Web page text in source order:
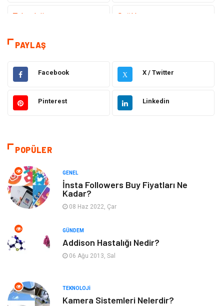
Teknoloji Sağlık
Teknoloji & İnternet
Elektrik & Elektronik Eğitim
Gıda Estetik ve Güzellik
Otomotiv
Giyim
Cilt ve Deri Hastalıkları
Organizasyon Hastalıklar
Kadın Hastalıkları Alternatif Tıp
PAYLAŞ
Facebook X X / Twitter
Pinterest Linkedin
POPÜLER
GENEL
İnsta Followers Buy Fiyatları Ne
Kadar?
08 Haz 2022, Çar
GÜNDEM
Addison Hastalığı Nedir?
06 Ağu 2013, Sal
TEKNOLOJI
Kamera Sistemleri Nelerdir?